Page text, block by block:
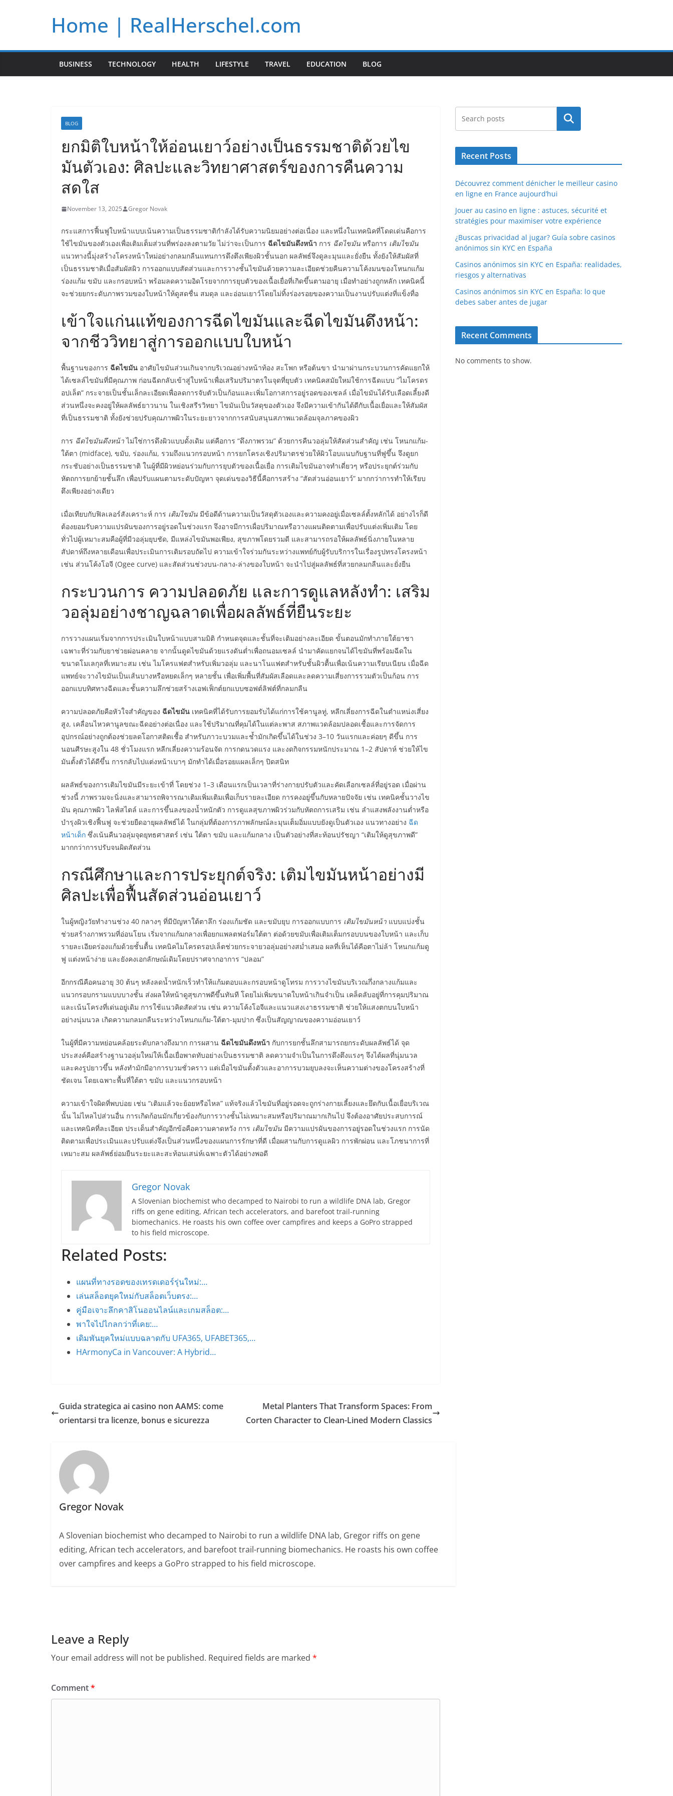
Home | RealHerschel.com
BUSINESS TECHNOLOGY HEALTH LIFESTYLE TRAVEL EDUCATION BLOG
BLOG
ยกมิติใบหน้าให้อ่อนเยาว์อย่างเป็นธรรมชาติด้วยไข
มันตัวเอง: ศิลปะและวิทยาศาสตร์ของการคืนความ
สดใส
November 13, 2025 Gregor Novak
กระแสการฟื้นฟูใบหน้าแบบเน้นความเป็นธรรมชาติกำลังได้รับความนิยมอย่างต่อเนื่อง และหนึ่งในเทคนิคที่โดดเด่นคือการ
ใช้ไขมันของตัวเองเพื่อเติมเต็มส่วนที่พร่องลงตามวัย ไม่ว่าจะเป็นการ ฉีดไขมันดึงหน้า การ ฉีดไขมัน หรือการ เติมไขมัน
แนวทางนี้มุ่งสร้างโครงหน้าใหม่อย่างกลมกลืนแทนการดึงตึงเพียงผิวชั้นนอก ผลลัพธ์จึงดูละมุนและยั่งยืน ทั้งยังให้สัมผัสที่
เป็นธรรมชาติเมื่อสัมผัสผิว การออกแบบสัดส่วนและการวางชั้นไขมันด้วยความละเอียดช่วยคืนความโค้งมนของโหนกแก้ม
ร่องแก้ม ขมับ และกรอบหน้า พร้อมลดความอิดโรยจากการยุบตัวของเนื้อเยื่อที่เกิดขึ้นตามอายุ เมื่อทำอย่างถูกหลัก เทคนิคนี้
จะช่วยยกระดับภาพรวมของใบหน้าให้ดูสดชื่น สมดุล และอ่อนเยาว์โดยไม่ทิ้งร่องรอยของความเป็นงานปรับแต่งที่แข็งทื่อ
เข้าใจแก่นแท้ของการฉีดไขมันและฉีดไขมันดึงหน้า:
จากชีววิทยาสู่การออกแบบใบหน้า
พื้นฐานของการ ฉีดไขมัน อาศัยไขมันส่วนเกินจากบริเวณอย่างหน้าท้อง สะโพก หรือต้นขา นำมาผ่านกระบวนการคัดแยกให้
ได้เซลล์ไขมันที่มีคุณภาพ ก่อนฉีดกลับเข้าสู่ใบหน้าเพื่อเสริมปริมาตรในจุดที่ยุบตัว เทคนิคสมัยใหม่ใช้การฉีดแบบ “ไมโครดร
อปเล็ต” กระจายเป็นชั้นเล็กละเอียดเพื่อลดการจับตัวเป็นก้อนและเพิ่มโอกาสการอยู่รอดของเซลล์ เมื่อไขมันได้รับเลือดเลี้ยงดี
ส่วนหนึ่งจะคงอยู่ให้ผลลัพธ์ยาวนาน ในเชิงสรีรวิทยา ไขมันเป็นวัสดุของตัวเอง จึงมีความเข้ากันได้ดีกับเนื้อเยื่อและให้สัมผัส
ที่เป็นธรรมชาติ ทั้งยังช่วยปรับคุณภาพผิวในระยะยาวจากการสนับสนุนสภาพแวดล้อมจุลภาคของผิว
การ ฉีดไขมันดึงหน้าไม่ใช่การดึงผิวแบบดั้งเดิม แต่คือการ “ดึงภาพรวม” ด้วยการคืนวอลุ่มให้สัดส่วนสำคัญ เช่น โหนกแก้ม-
ใต้ตา (midface), ขมับ, ร่องแก้ม, รวมถึงแนวกรอบหน้า การยกโครงเชิงปริมาตรช่วยให้ผิวโอบแนบกับฐานที่ฟูขึ้น จึงดูยก
กระชับอย่างเป็นธรรมชาติ ในผู้ที่มีผิวหย่อนร่วมกับการยุบตัวของเนื้อเยื่อ การเติมไขมันอาจทำเดี่ยวๆ หรือประยุกต์ร่วมกับ
หัตถการยกย้ายชั้นลึก เพื่อปรับแผนตามระดับปัญหา จุดเด่นของวิธีนี้คือการสร้าง “สัดส่วนอ่อนเยาว์” มากกว่าการทำให้เรียบ
ตึงเพียงอย่างเดียว
เมื่อเทียบกับฟิลเลอร์สังเคราะห์ การ เติมไขมัน มีข้อดีด้านความเป็นวัสดุตัวเองและความคงอยู่เมื่อเซลล์ตั้งหลักได้ อย่างไรก็ดี
ต้องยอมรับความแปรผันของการอยู่รอดในช่วงแรก จึงอาจมีการเผื่อปริมาณหรือวางแผนติดตามเพื่อปรับแต่งเพิ่มเติม โดย
ทั่วไปผู้เหมาะสมคือผู้ที่มีวอลุ่มยุบชัด, มีแหล่งไขมันพอเพียง, สุขภาพโดยรวมดี และสามารถรอให้ผลลัพธ์นิ่งภายในหลาย
สัปดาห์ถึงหลายเดือนเพื่อประเมินการเติมรอบถัดไป ความเข้าใจร่วมกันระหว่างแพทย์กับผู้รับบริการในเรื่องรูปทรงโครงหน้า
เช่น ส่วนโค้งโอจี (Ogee curve) และสัดส่วนช่วงบน-กลาง-ล่างของใบหน้า จะนำไปสู่ผลลัพธ์ที่สวยกลมกลืนและยั่งยืน
กระบวนการ ความปลอดภัย และการดูแลหลังทำ: เสริม
วอลุ่มอย่างชาญฉลาดเพื่อผลลัพธ์ที่ยืนระยะ
การวางแผนเริ่มจากการประเมินใบหน้าแบบสามมิติ กำหนดจุดและชั้นที่จะเติมอย่างละเอียด ขั้นตอนมักทำภายใต้ยาชา
เฉพาะที่ร่วมกับยาช่วยผ่อนคลาย จากนั้นดูดไขมันด้วยแรงดันต่ำเพื่อถนอมเซลล์ นำมาคัดแยกจนได้ไขมันที่พร้อมฉีดใน
ขนาดโมเลกุลที่เหมาะสม เช่น ไมโครแฟตสำหรับเพิ่มวอลุ่ม และนาโนแฟตสำหรับชั้นผิวตื้นเพื่อเน้นความเรียบเนียน เมื่อฉีด
แพทย์จะวางไขมันเป็นเส้นบางหรือหยดเล็กๆ หลายชั้น เพื่อเพิ่มพื้นที่สัมผัสเลือดและลดความเสี่ยงการรวมตัวเป็นก้อน การ
ออกแบบทิศทางฉีดและชั้นความลึกช่วยสร้างเอฟเฟ็กต์ยกแบบซอฟต์ลิฟต์ที่กลมกลืน
ความปลอดภัยคือหัวใจสำคัญของ ฉีดไขมัน เทคนิคที่ได้รับการยอมรับได้แก่การใช้คานูลทู่, หลีกเลี่ยงการฉีดในตำแหน่งเสี่ยง
สูง, เคลื่อนไหวคานูลขณะฉีดอย่างต่อเนื่อง และใช้ปริมาณที่คุมได้ในแต่ละพาส สภาพแวดล้อมปลอดเชื้อและการจัดการ
อุปกรณ์อย่างถูกต้องช่วยลดโอกาสติดเชื้อ สำหรับภาวะบวมและช้ำมักเกิดขึ้นได้ในช่วง 3–10 วันแรกและค่อยๆ ดีขึ้น การ
นอนศีรษะสูงใน 48 ชั่วโมงแรก หลีกเลี่ยงความร้อนจัด การกดนวดแรง และงดกิจกรรมหนักประมาณ 1–2 สัปดาห์ ช่วยให้ไข
มันตั้งตัวได้ดีขึ้น การกลับไปแต่งหน้าเบาๆ มักทำได้เมื่อรอยแผลเล็กๆ ปิดสนิท
ผลลัพธ์ของการเติมไขมันมีระยะเข้าที่ โดยช่วง 1–3 เดือนแรกเป็นเวลาที่ร่างกายปรับตัวและคัดเลือกเซลล์ที่อยู่รอด เมื่อผ่าน
ช่วงนี้ ภาพรวมจะนิ่งและสามารถพิจารณาเติมเพิ่มเติมเพื่อเก็บรายละเอียด การคงอยู่ขึ้นกับหลายปัจจัย เช่น เทคนิคชั้นวางไข
มัน คุณภาพผิว ไลฟ์สไตล์ และการขึ้นลงของน้ำหนักตัว การดูแลสุขภาพผิวร่วมกับหัตถการเสริม เช่น ลำแสงพลังงานต่ำหรือ
บำรุงผิวเชิงฟื้นฟู จะช่วยยืดอายุผลลัพธ์ได้ ในกลุ่มที่ต้องการภาพลักษณ์ละมุนเต็มอิ่มแบบยังดูเป็นตัวเอง แนวทางอย่าง ฉีด
หน้าเด็ก ซึ่งเน้นคืนวอลุ่มจุดยุทธศาสตร์ เช่น ใต้ตา ขมับ และแก้มกลาง เป็นตัวอย่างที่สะท้อนปรัชญา “เติมให้ดูสุขภาพดี”
มากกว่าการปรับจนผิดสัดส่วน
กรณีศึกษาและการประยุกต์จริง: เติมไขมันหน้าอย่างมี
ศิลปะเพื่อฟื้นสัดส่วนอ่อนเยาว์
ในผู้หญิงวัยทำงานช่วง 40 กลางๆ ที่มีปัญหาใต้ตาลึก ร่องแก้มชัด และขมับยุบ การออกแบบการ เติมไขมันหน้า แบบแบ่งชั้น
ช่วยสร้างภาพรวมที่อ่อนโยน เริ่มจากแก้มกลางเพื่อยกแพลตฟอร์มใต้ตา ต่อด้วยขมับเพื่อเติมเต็มกรอบบนของใบหน้า และเก็บ
รายละเอียดร่องแก้มด้วยชั้นตื้น เทคนิคไมโครดรอปเล็ตช่วยกระจายวอลุ่มอย่างสม่ำเสมอ ผลที่เห็นได้คือตาไม่ล้า โหนกแก้มดู
ฟู แต่งหน้าง่าย และยังคงเอกลักษณ์เดิมโดยปราศจากอาการ “ปลอม”
อีกกรณีคือคนอายุ 30 ต้นๆ หลังลดน้ำหนักเร็วทำให้แก้มตอบและกรอบหน้าดูโทรม การวางไขมันบริเวณกึ่งกลางแก้มและ
แนวกรอบกรามแบบบางชั้น ส่งผลให้หน้าดูสุขภาพดีขึ้นทันที โดยไม่เพิ่มขนาดใบหน้าเกินจำเป็น เคล็ดลับอยู่ที่การคุมปริมาณ
และเน้นโครงที่เด่นอยู่เดิม การใช้แนวคิดสัดส่วน เช่น ความโค้งโอจีและแนวแสงเงาธรรมชาติ ช่วยให้แสงตกบนใบหน้า
อย่างนุ่มนวล เกิดความกลมกลืนระหว่างโหนกแก้ม-ใต้ตา-มุมปาก ซึ่งเป็นสัญญาณของความอ่อนเยาว์
ในผู้ที่มีความหย่อนคล้อยระดับกลางถึงมาก การผสาน ฉีดไขมันดึงหน้า กับการยกชั้นลึกสามารถยกระดับผลลัพธ์ได้ จุด
ประสงค์คือสร้างฐานวอลุ่มใหม่ให้เนื้อเยื่อพาดทับอย่างเป็นธรรมชาติ ลดความจำเป็นในการดึงตึงแรงๆ จึงได้ผลที่นุ่มนวล
และคงรูปยาวขึ้น หลังทำมักมีอาการบวมชั่วคราว แต่เมื่อไขมันตั้งตัวและอาการบวมยุบลงจะเห็นความต่างของโครงสร้างที่
ชัดเจน โดยเฉพาะพื้นที่ใต้ตา ขมับ และแนวกรอบหน้า
ความเข้าใจผิดที่พบบ่อย เช่น “เติมแล้วจะย้อยหรือไหล” แท้จริงแล้วไขมันที่อยู่รอดจะถูกร่างกายเลี้ยงและยึดกับเนื้อเยื่อบริเวณ
นั้น ไม่ไหลไปส่วนอื่น การเกิดก้อนมักเกี่ยวข้องกับการวางชั้นไม่เหมาะสมหรือปริมาณมากเกินไป จึงต้องอาศัยประสบการณ์
และเทคนิคที่ละเอียด ประเด็นสำคัญอีกข้อคือความคาดหวัง การ เติมไขมัน มีความแปรผันของการอยู่รอดในช่วงแรก การนัด
ติดตามเพื่อประเมินและปรับแต่งจึงเป็นส่วนหนึ่งของแผนการรักษาที่ดี เมื่อผสานกับการดูแลผิว การพักผ่อน และโภชนาการที่
เหมาะสม ผลลัพธ์ย่อมยืนระยะและสะท้อนเสน่ห์เฉพาะตัวได้อย่างพอดี
Gregor Novak
A Slovenian biochemist who decamped to Nairobi to run a wildlife DNA lab, Gregor
riffs on gene editing, African tech accelerators, and barefoot trail-running
biomechanics. He roasts his own coffee over campfires and keeps a GoPro strapped
to his field microscope.
Related Posts:
แผนที่ทางรอดของเทรดเดอร์รุ่นใหม่:…
เล่นสล็อตยุคใหม่กับสล็อตเว็บตรง:…
คู่มือเจาะลึกคาสิโนออนไลน์และเกมสล็อต:…
พาใจไปไกลกว่าที่เคย:…
เดิมพันยุคใหม่แบบฉลาดกับ UFA365, UFABET365,…
HArmonyCa in Vancouver: A Hybrid…
Guida strategica ai casino non AAMS: come
orientarsi tra licenze, bonus e sicurezza
Metal Planters That Transform Spaces: From
Corten Character to Clean-Lined Modern Classics
Gregor Novak
A Slovenian biochemist who decamped to Nairobi to run a wildlife DNA lab, Gregor riffs on gene
editing, African tech accelerators, and barefoot trail-running biomechanics. He roasts his own coffee
over campfires and keeps a GoPro strapped to his field microscope.
Leave a Reply
Your email address will not be published. Required fields are marked *
Comment*
Search
Recent Posts
Découvrez comment dénicher le meilleur casino
en ligne en France aujourd’hui
Jouer au casino en ligne : astuces, sécurité et
stratégies pour maximiser votre expérience
¿Buscas privacidad al jugar? Guía sobre casinos
anónimos sin KYC en España
Casinos anónimos sin KYC en España: realidades,
riesgos y alternativas
Casinos anónimos sin KYC en España: lo que
debes saber antes de jugar
Recent Comments
No comments to show.